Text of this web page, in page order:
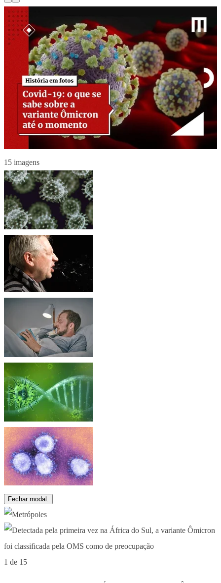
15 imagens
Fechar modal.
1 de 15